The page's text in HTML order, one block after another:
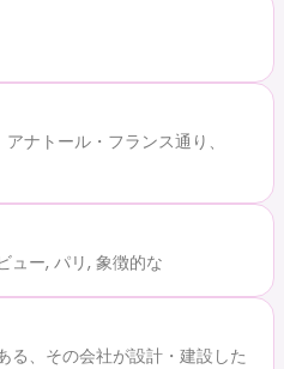
ナトール・フランス通り、
ュー, パリ, 象徴的な
る、その会社が設計・建設した